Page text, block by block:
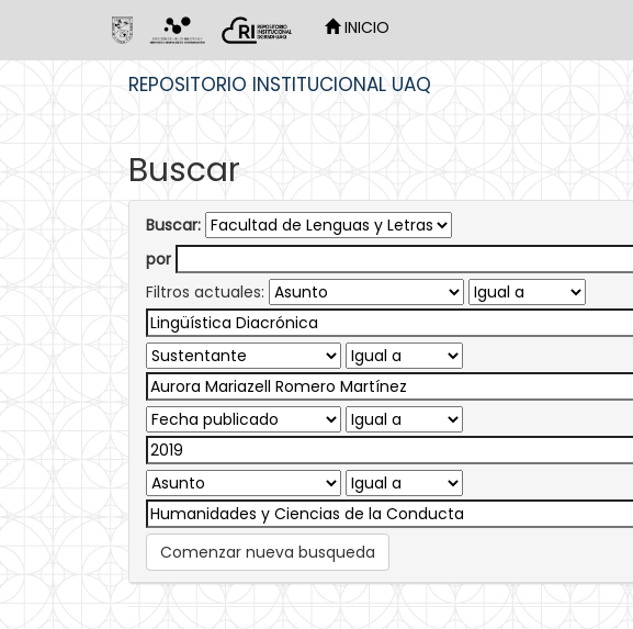
INICIO
REPOSITORIO INSTITUCIONAL UAQ
Buscar
Buscar:
por
Filtros actuales:
Comenzar nueva busqueda